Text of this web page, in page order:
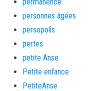
personnes âgées
persopolis
pertes
petite Anse
Petite enfance
PetiteAnse